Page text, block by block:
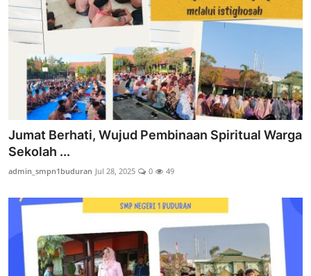
Jumat Berhati, Wujud Pembinaan Spiritual Warga
Sekolah ...
admin_smpn1buduran Jul 28, 2025 0 49